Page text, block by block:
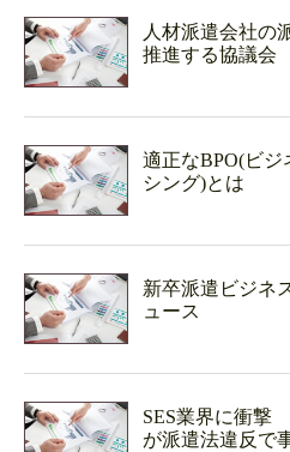
人材派遣会社の
推進する協議会
適正なBPO(ビ
シング)とは
新卒派遣ビジネ
ュース
SES業界に衝撃
が派遣法違反で